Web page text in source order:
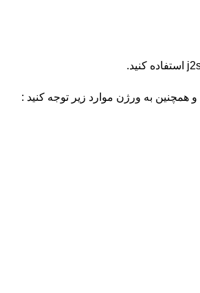
استفاده کنید.
همچنین به ورژن موارد زیر توجه کنید :